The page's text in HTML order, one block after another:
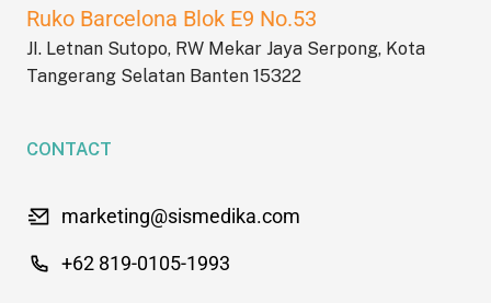
Ruko Barcelona Blok E9 No.53
JI. Letnan Sutopo, RW Mekar Jaya Serpong, Kota
Tangerang Selatan Banten 15322
CONTACT
marketing@sismedika.com
+62 819-0105-1993